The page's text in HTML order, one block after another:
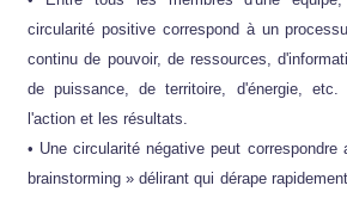
circularité positive correspond à un
continu de pouvoir, de ressources,
de puissance, de territoire, d'énergie, etc.
l'action et les résultats.
• Une circularité négative peut
brainstorming » délirant qui dérape